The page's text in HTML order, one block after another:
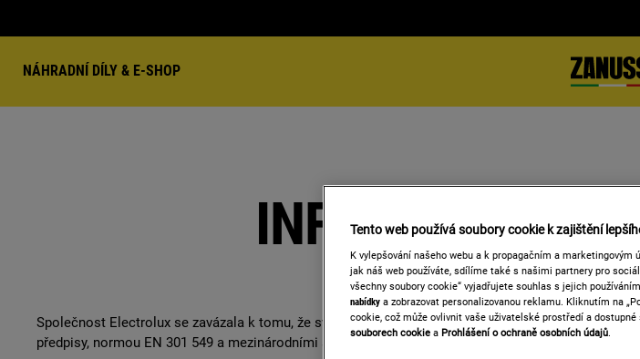
NÁHRADNÍ DÍLY & E-SHOP
INFORMACE O
Společnost Electrolux se zavázala k tomu, že své webové stránky a mobilní aplikace zpřístupní
předpisy, normou EN 301 549 a mezinárodními standardy WCAG 2.2 na úrovni AA.
Tento web používá soubory cookie k zajištění
K vylepšování našeho webu a k propagačním a
jak náš web používáte, sdílíme také s našimi partnery pro
všechny soubory cookie“ vyjadřujete souhlas s jejich
nabídky a zobrazovat personalizovanou reklamu. Kliknutím na
cookie, což může ovlivnit vaše uživatelské prostředí a
souborech cookie a Prohlášení o ochraně osobních údajů.